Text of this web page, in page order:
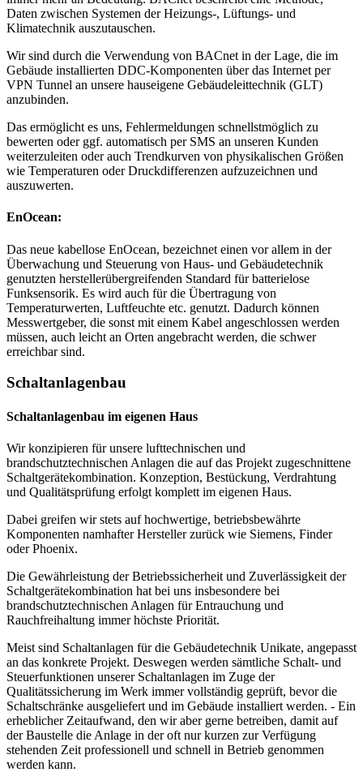
Daten zwischen Systemen der Heizungs-, Lüftungs- und
Klimatechnik auszutauschen.
Wir sind durch die Verwendung von BACnet in der Lage, die im
Gebäude installierten DDC-Komponenten über das Internet per
VPN Tunnel an unsere hauseigene Gebäudeleittechnik (GLT)
anzubinden.
Das ermöglicht es uns, Fehlermeldungen schnellstmöglich zu
bewerten oder ggf. automatisch per SMS an unseren Kunden
weiterzuleiten oder auch Trendkurven von physikalischen Größen
wie Temperaturen oder Druckdifferenzen aufzuzeichnen und
auszuwerten.
EnOcean:
Das neue kabellose EnOcean, bezeichnet einen vor allem in der
Überwachung und Steuerung von Haus- und Gebäudetechnik
genutzten herstellerübergreifenden Standard für batterielose
Funksensorik. Es wird auch für die Übertragung von
Temperaturwerten, Luftfeuchte etc. genutzt. Dadurch können
Messwertgeber, die sonst mit einem Kabel angeschlossen werden
müssen, auch leicht an Orten angebracht werden, die schwer
erreichbar sind.
Schaltanlagenbau
Schaltanlagenbau im eigenen Haus
Wir konzipieren für unsere lufttechnischen und
brandschutztechnischen Anlagen die auf das Projekt zugeschnittene
Schaltgerätekombination. Konzeption, Bestückung, Verdrahtung
und Qualitätsprüfung erfolgt komplett im eigenen Haus.
Dabei greifen wir stets auf hochwertige, betriebsbewährte
Komponenten namhafter Hersteller zurück wie Siemens, Finder
oder Phoenix.
Die Gewährleistung der Betriebssicherheit und Zuverlässigkeit der
Schaltgerätekombination hat bei uns insbesondere bei
brandschutztechnischen Anlagen für Entrauchung und
Rauchfreihaltung immer höchste Priorität.
Meist sind Schaltanlagen für die Gebäudetechnik Unikate, angepasst
an das konkrete Projekt. Deswegen werden sämtliche Schalt- und
Steuerfunktionen unserer Schaltanlagen im Zuge der
Qualitätssicherung im Werk immer vollständig geprüft, bevor die
Schaltschränke ausgeliefert und im Gebäude installiert werden. - Ein
erheblicher Zeitaufwand, den wir aber gerne betreiben, damit auf
der Baustelle die Anlage in der oft nur kurzen zur Verfügung
stehenden Zeit professionell und schnell in Betrieb genommen
werden kann.